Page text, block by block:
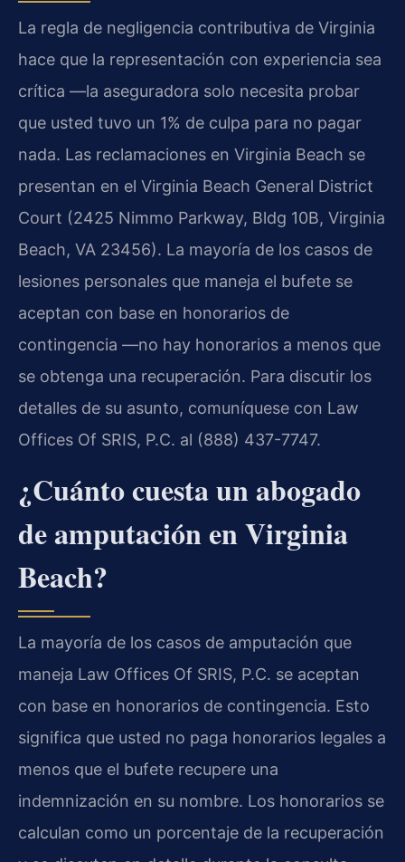
La regla de negligencia contributiva de Virginia
hace que la representación con experiencia sea
crítica —la aseguradora solo necesita probar
que usted tuvo un 1% de culpa para no pagar
nada. Las reclamaciones en Virginia Beach se
presentan en el Virginia Beach General District
Court (2425 Nimmo Parkway, Bldg 10B, Virginia
Beach, VA 23456). La mayoría de los casos de
lesiones personales que maneja el bufete se
aceptan con base en honorarios de
contingencia —no hay honorarios a menos que
se obtenga una recuperación. Para discutir los
detalles de su asunto, comuníquese con Law
Offices Of SRIS, P.C. al (888) 437-7747.
¿Cuánto cuesta un abogado
de amputación en Virginia
Beach?
La mayoría de los casos de amputación que
maneja Law Offices Of SRIS, P.C. se aceptan
con base en honorarios de contingencia. Esto
significa que usted no paga honorarios legales a
menos que el bufete recupere una
indemnización en su nombre. Los honorarios se
calculan como un porcentaje de la recuperación